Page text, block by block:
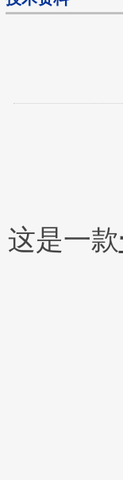
这是一款